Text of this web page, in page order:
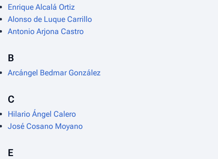
Enrique Alcalá Ortiz
Alonso de Luque Carrillo
Antonio Arjona Castro
B
Arcángel Bedmar González
C
Hilario Ángel Calero
José Cosano Moyano
E